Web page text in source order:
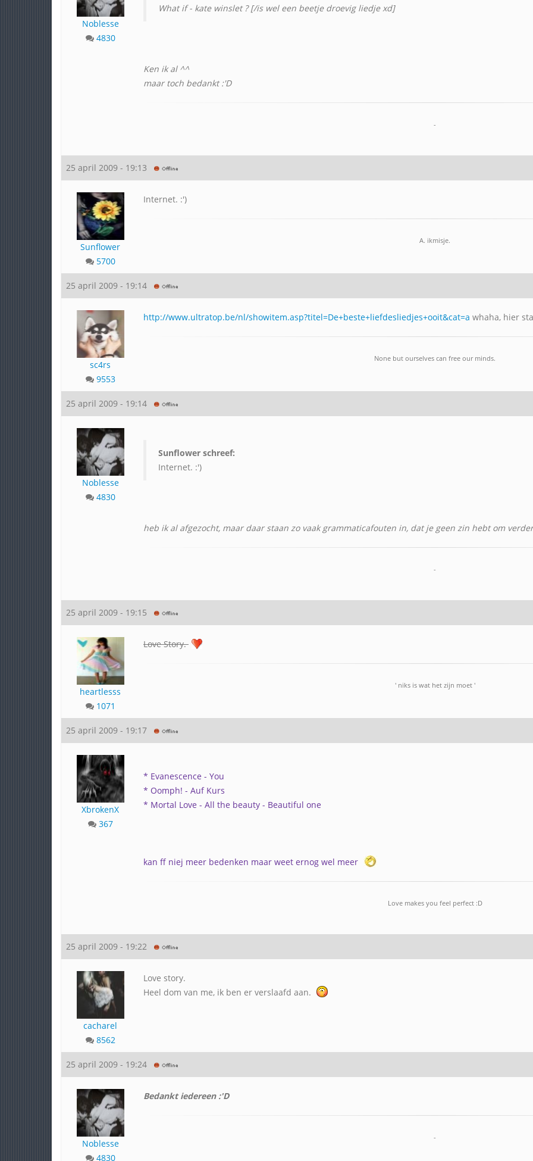
Noblesse
4830
What if - kate winslet ? [/is wel een beetje droevig liedje xd]
Ken ik al ^^
maar toch bedankt :'D
-
25 april 2009 - 19:13
Sunflower
5700
Internet. :')
A. ikmisje.
25 april 2009 - 19:14
sc4rs
9553
http://www.ultratop.be/nl/showitem.asp?titel=De+beste+liefdesliedjes+ooit&cat=a whaha, hier
None but ourselves can free our minds.
25 april 2009 - 19:14
Noblesse
4830
Sunflower schreef:
Internet. :')
heb ik al afgezocht, maar daar staan zo vaak grammaticafouten in, dat je geen zin hebt om
-
25 april 2009 - 19:15
heartlesss
1071
Love Story.
' niks is wat het zijn moet '
25 april 2009 - 19:17
XbrokenX
367
* Evanescence - You
* Oomph! - Auf Kurs
* Mortal Love - All the beauty - Beautiful one
kan ff niej meer bedenken maar weet ernog wel meer
Love makes you feel perfect :D
25 april 2009 - 19:22
cacharel
8562
Love story.
Heel dom van me, ik ben er verslaafd aan.
25 april 2009 - 19:24
Noblesse
4830
Bedankt iedereen :'D
-